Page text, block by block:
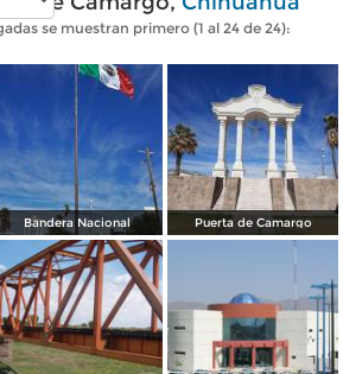
se muestran primero (1 al 24 de 24):
Bandera Nacional Puerta de Camargo